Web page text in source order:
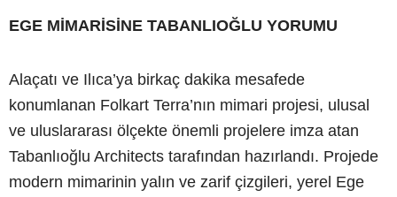
EGE MİMARİSİNE TABANLIOĞLU YORUMU
Alaçatı ve Ilıca’ya birkaç dakika mesafede
konumlanan Folkart Terra’nın mimari projesi, ulusal
ve uluslararası ölçekte önemli projelere imza atan
Tabanlıoğlu Architects tarafından hazırlandı. Projede
modern mimarinin yalın ve zarif çizgileri, yerel Ege